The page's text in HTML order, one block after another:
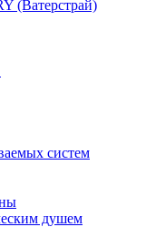
(Ватерстрай)
систем
душем